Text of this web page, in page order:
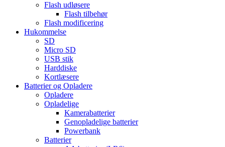
Flash udløsere
Flash tilbehør
Flash modificering
Hukommelse
SD
Micro SD
USB stik
Harddiske
Kortlæsere
Batterier og Opladere
Opladere
Opladelige
Kamerabatterier
Genopladelige batterier
Powerbank
Batterier